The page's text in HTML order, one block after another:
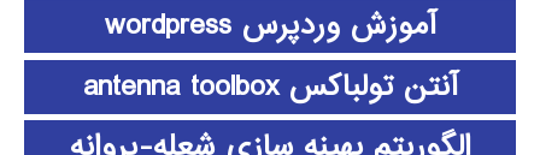
آموزش وردپرس wordpress
آنتن تولباکس antenna toolbox